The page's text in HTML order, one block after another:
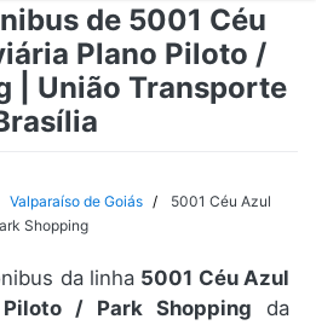
de 5001 Céu
Plano Piloto /
| União Transporte
Valparaíso de Goiás
5001 Céu Azul
Shopping
da linha 5001 Céu Azul
/ Park Shopping da